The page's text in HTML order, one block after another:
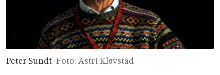
Peter Sundt Foto: Astri Kløvstad